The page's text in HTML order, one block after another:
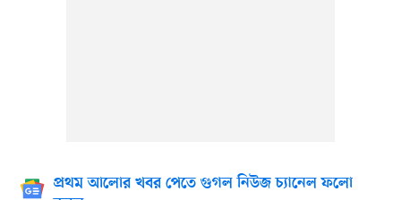
প্রথম আলোর খবর পেতে গুগল নিউজ চ্যানেল ফলো